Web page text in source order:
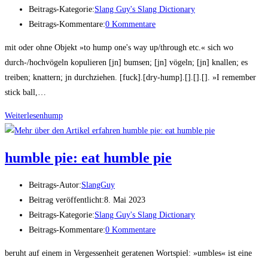
Beitrags-Kategorie:Slang Guy's Slang Dictionary
Beitrags-Kommentare:0 Kommentare
mit oder ohne Objekt »to hump one's way up/through etc.« sich wo
durch-/hochvögeln kopulieren [jn] bumsen; [jn] vögeln; [jn] knallen; es
treiben; knattern; jn durchziehen. [fuck].[dry-hump].[].[].[]. »I remember
stick ball,…
Weiterlesenhump
hum­ble pie: eat hum­ble pie
Beitrags-Autor:SlangGuy
Beitrag veröffentlicht:8. Mai 2023
Beitrags-Kategorie:Slang Guy's Slang Dictionary
Beitrags-Kommentare:0 Kommentare
beruht auf einem in Vergessenheit geratenen Wortspiel: »umbles« ist eine